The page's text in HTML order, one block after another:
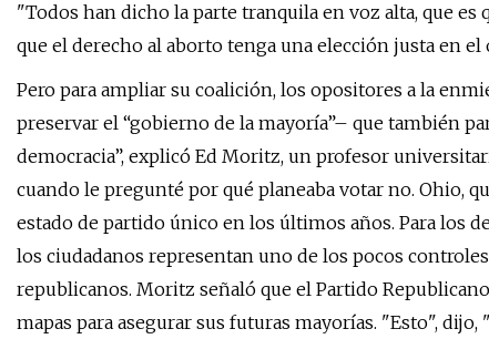
"Todos han dicho la parte tranquila en voz alta, que
que el derecho al aborto tenga una elección justa en
Pero para ampliar su coalición, los opositores a la
preservar el “gobierno de la mayoría”– que también
democracia”, explicó Ed Moritz, un profesor
cuando le pregunté por qué planeaba votar no. Ohio,
estado de partido único en los últimos años. Para los
los ciudadanos representan uno de los pocos
republicanos. Moritz señaló que el Partido
mapas para asegurar sus futuras mayorías. "Esto",